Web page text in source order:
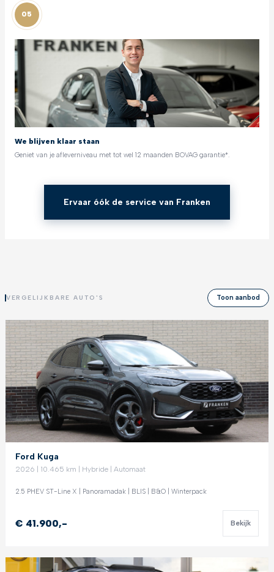
05
We blijven klaar staan
Geniet van je afleverniveau met tot wel 12 maanden BOVAG garantie*.
Ervaar óók de service van Franken
VERGELIJKBARE AUTO'S Toon aanbod
Ford Kuga
2026 | 10.465 km | Hybride | Automaat
2.5 PHEV ST-Line X | Panoramadak | BLIS | B&O | Winterpack
€ 41.900,- Bekijk